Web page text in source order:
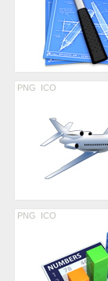
PNG ICO
PNG ICO